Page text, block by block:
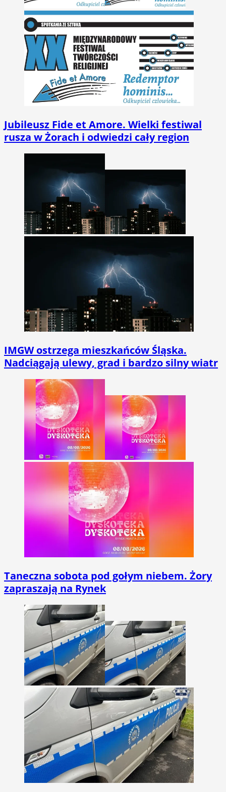
Jubileusz Fide et Amore. Wielki festiwal
rusza w Żorach i odwiedzi cały region
IMGW ostrzega mieszkańców Śląska.
Nadciągają ulewy, grad i bardzo silny wiatr
Taneczna sobota pod gołym niebem. Żory
zapraszają na Rynek